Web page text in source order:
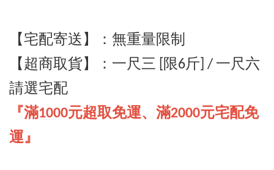
【宅配寄送】 ： 無重量限制
【超商取貨】
：一尺三 [
限6斤] / 一尺六
請選宅配
『滿1000元超取免運、滿2000元宅配免
運』